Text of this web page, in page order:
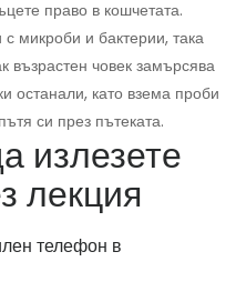
право в кошчетата.
микроби и бактерии, така
възрастен човек замърсява
останали, като взема проби
си през пътеката.
излезете
лекция